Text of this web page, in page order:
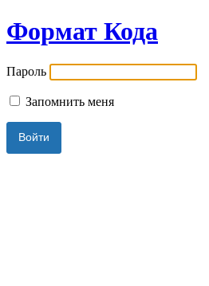
Формат Кода
Пароль
Запомнить меня